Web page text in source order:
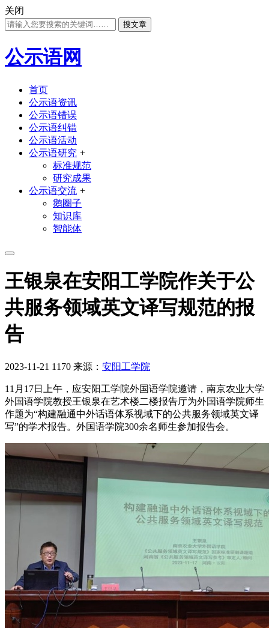
关闭
搜文章
公示语网
首页
公示语资讯
公示语错误
公示语纠错
公示语活动
公示语研究 +
标准规范
研究成果
公示语交流 +
鹅圈子
知识库
智能体
王银泉在安阳工学院作关于公
共服务领域英文译写规范的报
告
2023-11-21 1170 来源： 安阳工学院
11月17日上午，应安阳工学院外国语学院邀请，南京农业大学
外国语学院教授王银泉在艺术楼二楼报告厅为外国语学院师生
作题为“构建融通中外话语体系视域下的公共服务领域英文译
写”的学术报告。外国语学院300余名师生参加报告会。